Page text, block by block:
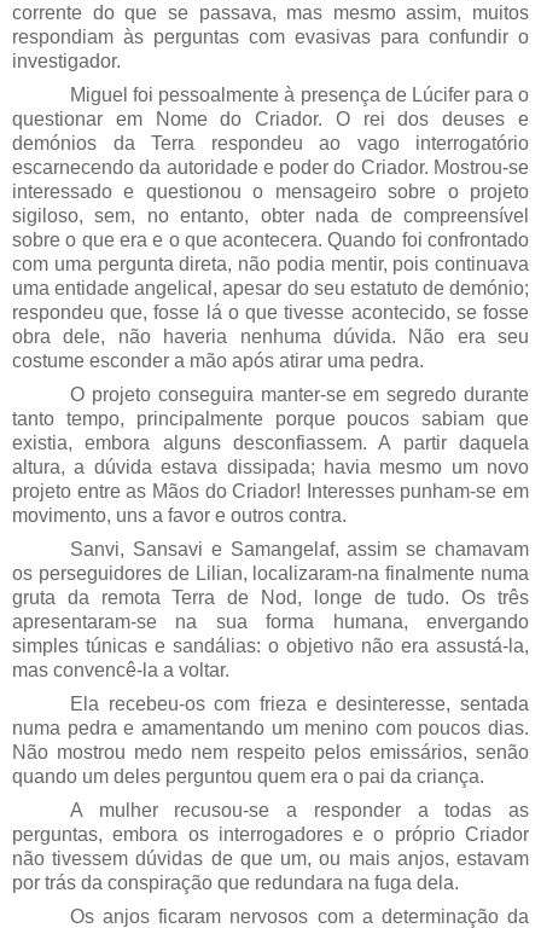
corrente do que se passava, mas mesmo assim, muitos
respondiam às perguntas com evasivas para confundir o
investigador.
Miguel foi pessoalmente à presença de Lúcifer para o
questionar em Nome do Criador. O rei dos deuses e
demónios da Terra respondeu ao vago interrogatório
escarnecendo da autoridade e poder do Criador. Mostrou-se
interessado e questionou o mensageiro sobre o projeto
sigiloso, sem, no entanto, obter nada de compreensível
sobre o que era e o que acontecera. Quando foi confrontado
com uma pergunta direta, não podia mentir, pois continuava
uma entidade angelical, apesar do seu estatuto de demónio;
respondeu que, fosse lá o que tivesse acontecido, se fosse
obra dele, não haveria nenhuma dúvida. Não era seu
costume esconder a mão após atirar uma pedra.
O projeto conseguira manter-se em segredo durante
tanto tempo, principalmente porque poucos sabiam que
existia, embora alguns desconfiassem. A partir daquela
altura, a dúvida estava dissipada; havia mesmo um novo
projeto entre as Mãos do Criador! Interesses punham-se em
movimento, uns a favor e outros contra.
Sanvi, Sansavi e Samangelaf, assim se chamavam
os perseguidores de Lilian, localizaram-na finalmente numa
gruta da remota Terra de Nod, longe de tudo. Os três
apresentaram-se na sua forma humana, envergando
simples túnicas e sandálias: o objetivo não era assustá-la,
mas convencê-la a voltar.
Ela recebeu-os com frieza e desinteresse, sentada
numa pedra e amamentando um menino com poucos dias.
Não mostrou medo nem respeito pelos emissários, senão
quando um deles perguntou quem era o pai da criança.
A mulher recusou-se a responder a todas as
perguntas, embora os interrogadores e o próprio Criador
não tivessem dúvidas de que um, ou mais anjos, estavam
por trás da conspiração que redundara na fuga dela.
Os anjos ficaram nervosos com a determinação da